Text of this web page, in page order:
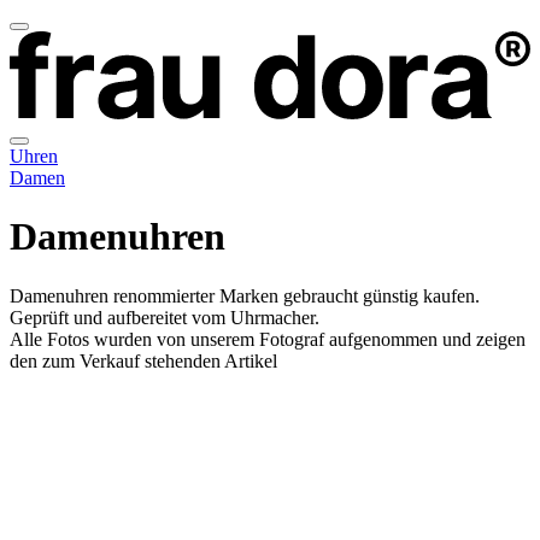
Uhren
Damen
Damenuhren
Damenuhren renommierter Marken gebraucht günstig kaufen.
Geprüft und aufbereitet vom Uhrmacher.
Alle Fotos wurden von unserem Fotograf aufgenommen und zeigen
den zum Verkauf stehenden Artikel